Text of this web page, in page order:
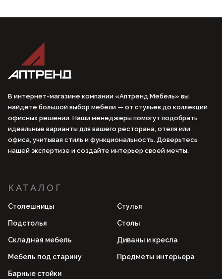
В интернет-магазине компании «Аптренд Мебель» вы
найдете большой выбор мебели — от стульев до коллекций
офисных решений. Наши менеджеры помогут подобрать
идеальные варианты для вашего ресторана, отеля или
офиса, учитывая стиль и функциональность. Доверьтесь
нашей экспертизе и создайте интерьер своей мечты.
КАТАЛОГ
Столешницы Стулья
Подстолья Столы
Складная мебель Диваны и кресла
Мебель под старину Предметы интерьера
Барные стойки